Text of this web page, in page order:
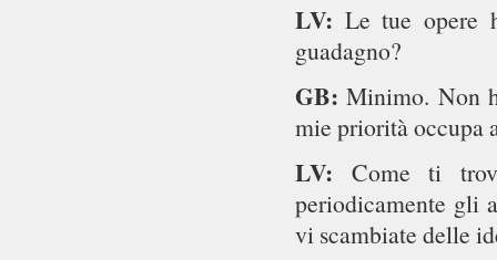
LV: Le tue opere
guadagno?
GB:Minimo. Non
mie priorità occupa
LV: Come ti
periodicamente gli
vi scambiate delle